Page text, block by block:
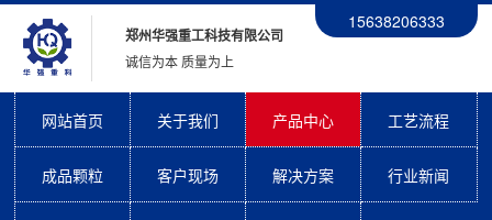
15638206333
郑州华强重工科技有限公司
诚信为本 质量为上
网站首页 关于我们 产品中心 工艺流程
成品颗粒 客户现场 解决方案 行业新闻